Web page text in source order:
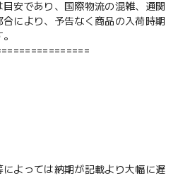
目安であり、国際物流の混雑、通関
により、予告なく商品の入荷時期
によっては納期が記載より大幅に遅